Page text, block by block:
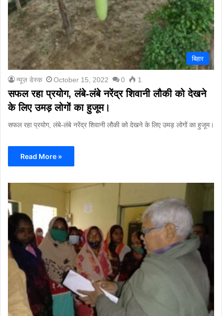
बिहार
न्यूज़ डेस्क October 15, 2022 0 1
सफल रहा प्रयोग, लंबे-लंबे नरेंद्र शिवानी लौकी को देखने
के लिए उमड़ लोगों का हुजूम।
सफल रहा प्रयोग, लंबे-लंबे नरेंद्र शिवानी लौकी को देखने के लिए उमड़ लोगों का हुजूम।
Read More »